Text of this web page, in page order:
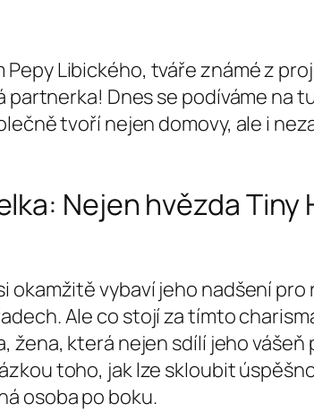
Libického, tváře známé z
Dnes se podíváme
tvoří nejen domovy, ale i
Nejen hvězda
okamžitě vybaví jeho nadšení
Ale co stojí za tímto
která nejen sdílí jeho
toho, jak lze skloubit
osoba po boku.